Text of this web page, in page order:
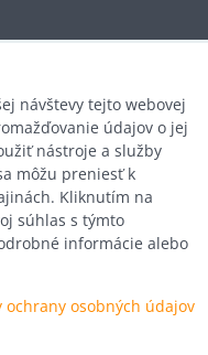
návštevy tejto webovej
údajov o jej
nástroje a služby
môžu preniesť k
Kliknutím na
súhlas s týmto
informácie alebo
ochrany osobných údajov